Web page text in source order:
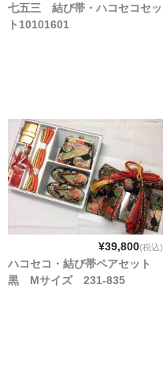
七五三 結び帯・ハコセコセッ
ト10101601
¥39,800(税込)
ハコセコ・結び帯ペアセット
黒 Mサイズ 231-835